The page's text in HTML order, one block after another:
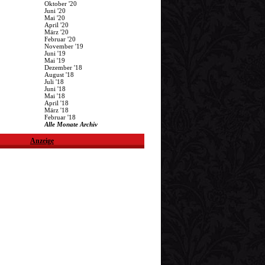
Oktober '20
Juni '20
Mai '20
April '20
März '20
Februar '20
November '19
Juni '19
Mai '19
Dezember '18
August '18
Juli '18
Juni '18
Mai '18
April '18
März '18
Februar '18
Alle Monate Archiv
Anzeige